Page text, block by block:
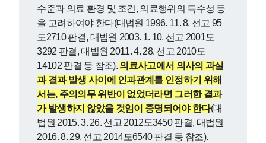
수준과 의료 환경 및 조건, 의료행위의 특수성 등
을 고려하여야 한다(대법원 1996. 11. 8. 선고 95
도2710 판결, 대법원 2003. 1. 10. 선고 2001도
3292 판결, 대법원 2011. 4. 28. 선고 2010도
14102 판결 등 참조). 의료사고에서 의사의 과실
과 결과 발생 사이에 인과관계를 인정하기 위해
서는, 주의의무 위반이 없었더라면 그러한 결과
가 발생하지 않았을 것임이 증명되어야 한다(대
법원 2015. 3. 26. 선고 2012도3450 판결, 대법원
2016. 8. 29. 선고 2014도6540 판결 등 참조).